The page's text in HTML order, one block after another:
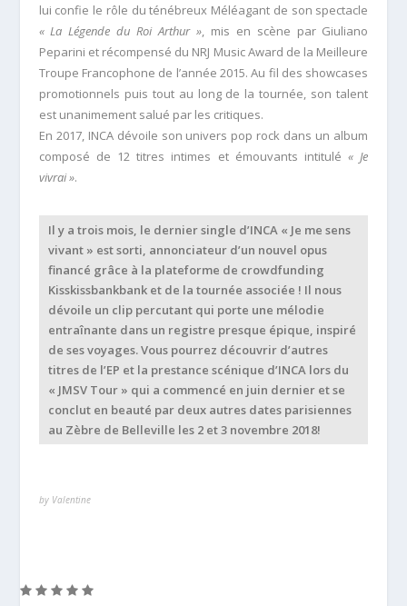
lui confie le rôle du ténébreux Méléagant de son spectacle
« La Légende du Roi Arthur », mis en scène par Giuliano
Peparini et récompensé du NRJ Music Award de la Meilleure
Troupe Francophone de l’année 2015. Au fil des showcases
promotionnels puis tout au long de la tournée, son talent
est unanimement salué par les critiques.
En 2017, INCA dévoile son univers pop rock dans un album
composé de 12 titres intimes et émouvants intitulé« Je
vivrai ».
Il y a trois mois, le dernier single d’INCA « Je me sens
vivant » est sorti, annonciateur d’un nouvel opus
financé grâce à la plateforme de crowdfunding
Kisskissbankbank et de la tournée associée ! Il nous
dévoile un clip percutant qui porte une mélodie
entraînante dans un registre presque épique, inspiré
de ses voyages. Vous pourrez découvrir d’autres
titres de l’EP et la prestance scénique d’INCA lors du
« JMSV Tour » qui a commencé en juin dernier et se
conclut en beauté par deux autres dates parisiennes
au Zèbre de Belleville les 2 et 3 novembre 2018!
by Valentine